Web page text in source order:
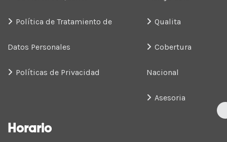
Política de Tratamiento de
Datos Personales
Políticas de Privacidad
Qualita
Cobertura
Nacional
Asesoria
Horario